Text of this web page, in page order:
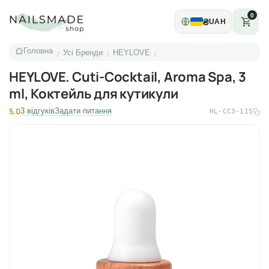
₴UAH
0
Головна / Усі Бренди / HEYLOVE /
HEYLOVE. Cuti-Cocktail, Aroma Spa, 3
ml, Коктейль для кутикули
5,03 відгуківЗадати питання HL-CC3-115